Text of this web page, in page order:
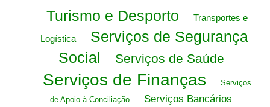
Turismo e Desporto Transportes e
Logística
Serviços de Segurança
Social
Serviços de Saúde
Serviços de Finanças
Serviços
de Apoio à Conciliação
Serviços Bancários